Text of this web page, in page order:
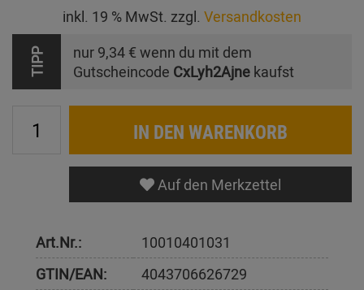
inkl. 19 % MwSt. zzgl. Versandkosten
TIPP nur 9,34 € wenn du mit dem
Gutscheincode CxLyh2Ajne kaufst
IN DEN WARENKORB
Auf den Merkzettel
Art.Nr.:
10010401031
GTIN/EAN:
4043706626729